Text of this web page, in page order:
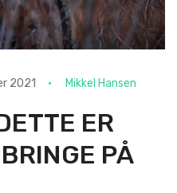
2021 Mikkel Hansen
ER
PÅ